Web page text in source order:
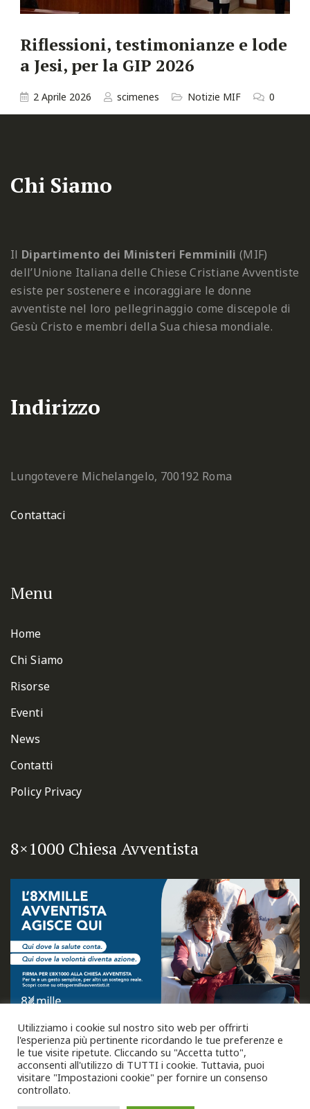
Riflessioni, testimonianze e lode
a Jesi, per la GIP 2026
2 Aprile 2026 scimenes Notizie MIF 0
Chi Siamo
Il Dipartimento dei Ministeri Femminili (MIF)
dell’Unione Italiana delle Chiese Cristiane Avventiste
esiste per sostenere e incoraggiare le donne
avventiste nel loro pellegrinaggio come discepole di
Gesù Cristo e membri della Sua chiesa mondiale.
Indirizzo
Lungotevere Michelangelo, 700192 Roma
Contattaci
Menu
Home
Chi Siamo
Risorse
Eventi
News
Contatti
Policy Privacy
8×1000 Chiesa Avventista
Utilizziamo i cookie sul nostro sito web per offrirti
l'esperienza più pertinente ricordando le tue preferenze e
le tue visite ripetute. Cliccando su "Accetta tutto",
acconsenti all'utilizzo di TUTTI i cookie. Tuttavia, puoi
visitare "Impostazioni cookie" per fornire un consenso
controllato.